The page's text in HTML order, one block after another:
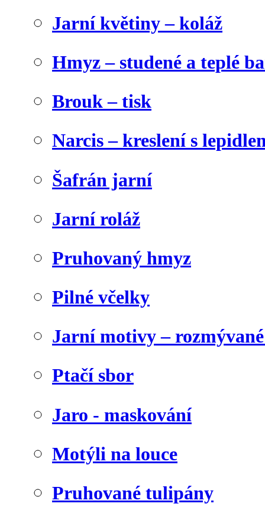
Jarní květiny – koláž
Hmyz – studené a teplé
Brouk – tisk
Narcis – kreslení s
Šafrán jarní
Jarní roláž
Pruhovaný hmyz
Pilné včelky
Jarní motivy –
Ptačí sbor
Jaro - maskování
Motýli na louce
Pruhované tulipány